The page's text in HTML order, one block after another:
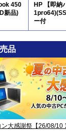
450
新品)
HP 【即納
ー付
品
大感謝祭【26/08/10